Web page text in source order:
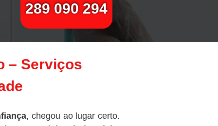
289 090 294
– Serviços
, chegou ao lugar certo.